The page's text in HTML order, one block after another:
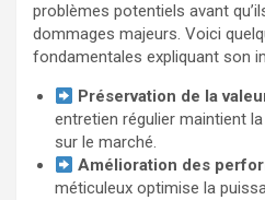
problèmes potentiels avant
dommages majeurs. Voici
fondamentales expliquant son
Préservation de la
entretien régulier maintient
sur le marché.
Amélioration des
méticuleux optimise la